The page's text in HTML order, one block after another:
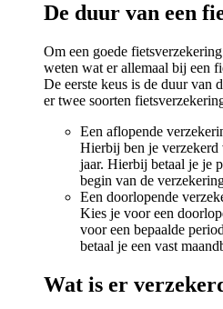
De duur van een
Om een goede
weten wat er allemaal bij een
De eerste keus is de duur van
er twee soorten
Een aflopende
Hierbij ben je verzekerd
jaar. Hierbij betaal je je
begin van de
Een doorlopende
Kies je voor een
voor een bepaalde
betaal je een vast
Wat is er